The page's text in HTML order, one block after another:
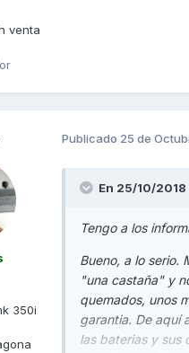
venta
350i
Publicado 25 de
En 25/10/2018
Tengo a los
Bueno, a lo serio.
"una castaña" y
quemados, unos
garantia. De aquí
las baterias y sus